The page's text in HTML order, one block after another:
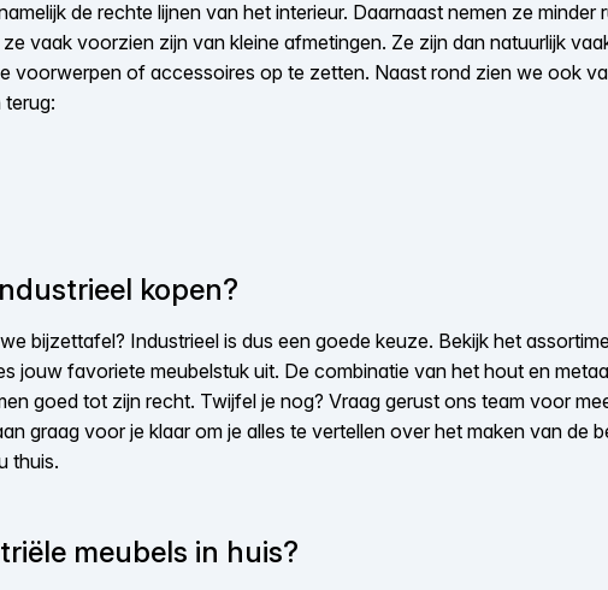
de rechte lijnen van het interieur. Daarnaast nemen ze minder
vaak voorzien zijn van kleine afmetingen. Ze zijn dan natuurlijk
voorwerpen of accessoires op te zetten. Naast rond zien we ook
kopen?
bijzettafel? Industrieel is dus een goede keuze. Bekijk het
jouw favoriete meubelstuk uit. De combinatie van het hout en
goed tot zijn recht. Twijfel je nog? Vraag gerust ons team voor
graag voor je klaar om je alles te vertellen over het maken van de
thuis.
meubels in huis?